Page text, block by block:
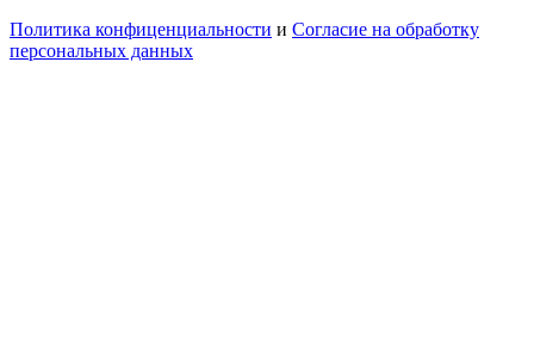
Политика конфиценциальности и Согласие на обработку
персональных данных